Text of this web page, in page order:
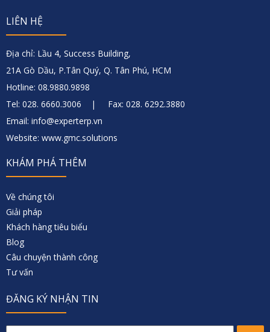
LIÊN HỆ
Địa chỉ: Lầu 4, Success Building,
21A Gò Dầu, P.Tân Quý, Q. Tân Phú, HCM
Hotline: 08.9880.9898
Tel: 028. 6660.3006 | Fax: 028. 6292.3880
Email: info@experterp.vn
Website: www.gmc.solutions
KHÁM PHÁ THÊM
Về chúng tôi
Giải pháp
Khách hàng tiêu biểu
Blog
Câu chuyện thành công
Tư vấn
ĐĂNG KÝ NHẬN TIN